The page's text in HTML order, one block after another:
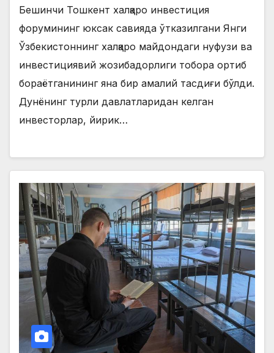
Бешинчи Тошкент халқаро инвестиция
форумининг юксак савияда ўтказилгани Янги
Ўзбекистоннинг халқаро майдондаги нуфузи ва
инвестициявий жозибадорлиги тобора ортиб
бораётганининг яна бир амалий тасдиғи бўлди.
Дунёнинг турли давлатларидан келган
инвесторлар, йирик…